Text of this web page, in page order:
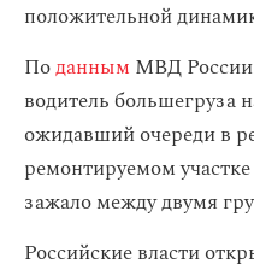
положительной
Поданным МВД
водитель большегруза
ожидавший очереди в
ремонтируемом
зажало между двумя
Российские власти